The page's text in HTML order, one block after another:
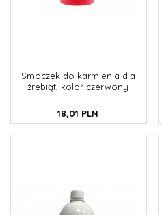
Smoczek do karmienia dla
źrebiąt, kolor czerwony
18,01 PLN